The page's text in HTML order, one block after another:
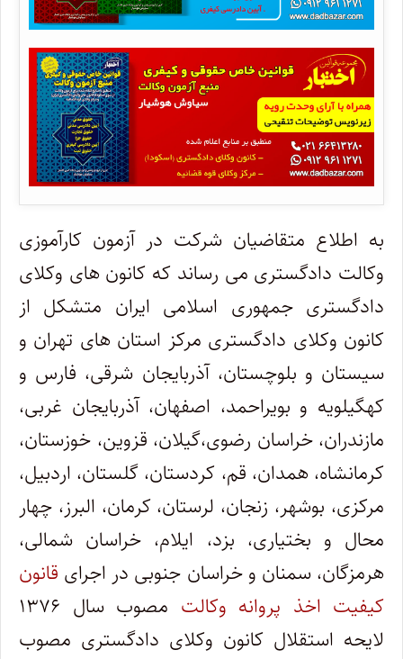
به اطلاع متقاضیان شرکت در آزمون کارآموزی
وکالت دادگستری می رساند که کانون های وکلای
دادگستری جمهوری اسلامی ایران متشکل از
کانون وکلای دادگستری مرکز استان های تهران و
سیستان و بلوچستان، آذربایجان شرقی، فارس و
کهگیلویه و بویراحمد، اصفهان، آذربایجان غربی،
مازندران، خراسان رضوی،گیلان، قزوین، خوزستان،
کرمانشاه، همدان، قم، کردستان، گلستان، اردبیل،
مرکزی، بوشهر، زنجان، لرستان، کرمان، البرز، چهار
محال و بختیاری، بزد، ایلام، خراسان شمالی،
هرمزگان، سمنان و خراسان جنوبی در اجرای قانون
کیفیت اخذ پروانه وکالت
مصوب سال ۱۳۷۶
لایحه استقلال کانون وکلای دادگستری مصوب